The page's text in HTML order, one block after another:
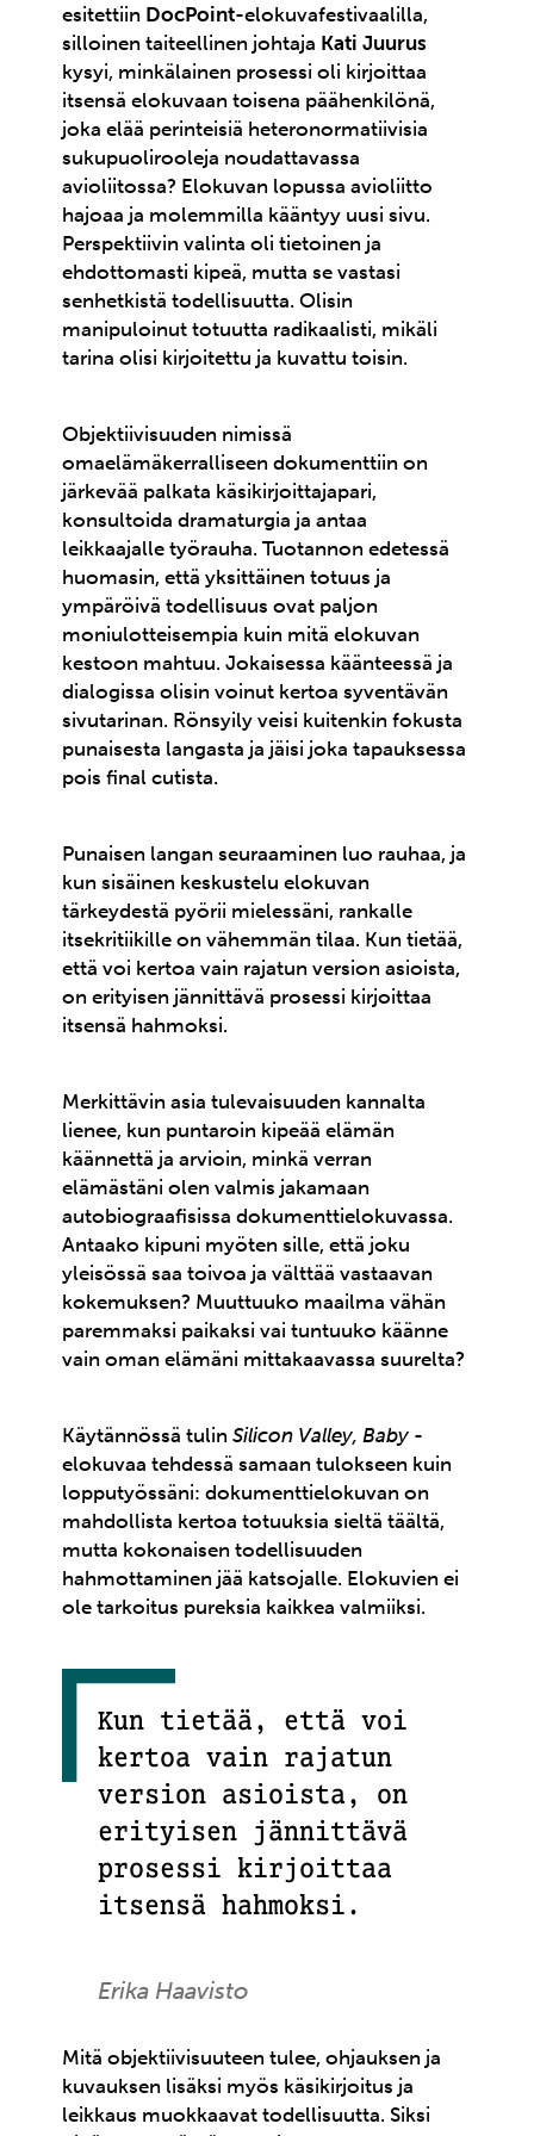
esitettiin DocPoint-elokuvafestivaalilla,
silloinen taiteellinen johtaja Kati Juurus
kysyi, minkälainen prosessi oli kirjoittaa
itsensä elokuvaan toisena päähenkilönä,
joka elää perinteisiä heteronormatiivisia
sukupuolirooleja noudattavassa
avioliitossa? Elokuvan lopussa avioliitto
hajoaa ja molemmilla kääntyy uusi sivu.
Perspektiivin valinta oli tietoinen ja
ehdottomasti kipeä, mutta se vastasi
senhetkistä todellisuutta. Olisin
manipuloinut totuutta radikaalisti, mikäli
tarina olisi kirjoitettu ja kuvattu toisin.
Objektiivisuuden nimissä
omaelämäkerralliseen dokumenttiin on
järkevää palkata käsikirjoittajapari,
konsultoida dramaturgia ja antaa
leikkaajalle työrauha. Tuotannon edetessä
huomasin, että yksittäinen totuus ja
ympäröivä todellisuus ovat paljon
moniulotteisempia kuin mitä elokuvan
kestoon mahtuu. Jokaisessa käänteessä ja
dialogissa olisin voinut kertoa syventävän
sivutarinan. Rönsyily veisi kuitenkin fokusta
punaisesta langasta ja jäisi joka tapauksessa
pois final cutista.
Punaisen langan seuraaminen luo rauhaa, ja
kun sisäinen keskustelu elokuvan
tärkeydestä pyörii mielessäni, rankalle
itsekritiikille on vähemmän tilaa. Kun tietää,
että voi kertoa vain rajatun version asioista,
on erityisen jännittävä prosessi kirjoittaa
itsensä hahmoksi.
Merkittävin asia tulevaisuuden kannalta
lienee, kun puntaroin kipeää elämän
käännettä ja arvioin, minkä verran
elämästäni olen valmis jakamaan
autobiograafisissa dokumenttielokuvassa.
Antaako kipuni myöten sille, että joku
yleisössä saa toivoa ja välttää vastaavan
kokemuksen? Muuttuuko maailma vähän
paremmaksi paikaksi vai tuntuuko käänne
vain oman elämäni mittakaavassa suurelta?
Käytännössä tulinSilicon Valley, Baby -
elokuvaa tehdessä samaan tulokseen kuin
lopputyössäni: dokumenttielokuvan on
mahdollista kertoa totuuksia sieltä täältä,
mutta kokonaisen todellisuuden
hahmottaminen jää katsojalle. Elokuvien ei
ole tarkoitus pureksia kaikkea valmiiksi.
Kun tietää, että voi
kertoa vain rajatun
version asioista, on
erityisen jännittävä
prosessi kirjoittaa
itsensä hahmoksi.
Erika Haavisto
Mitä objektiivisuuteen tulee, ohjauksen ja
kuvauksen lisäksi myös käsikirjoitus ja
leikkaus muokkaavat todellisuutta. Siksi